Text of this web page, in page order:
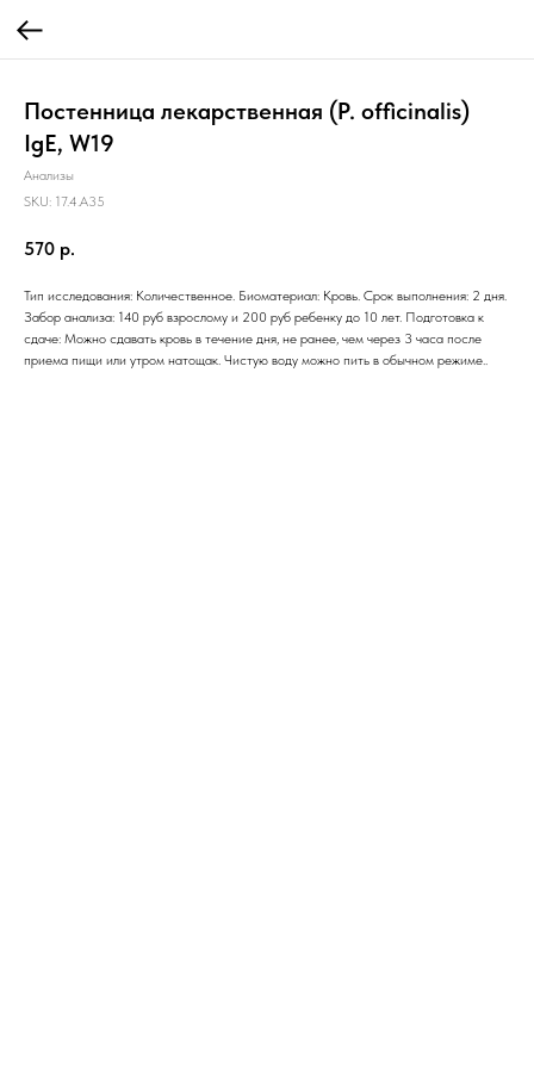
Постенница лекарственная (P. officinalis)
IgE, W19
Анализы
SKU: 17.4.A35
570 р.
Тип исследования: Количественное. Биоматериал: Кровь. Срок выполнения: 2 дня.
Забор анализа: 140 руб взрослому и 200 руб ребенку до 10 лет. Подготовка к
сдаче: Можно сдавать кровь в течение дня, не ранее, чем через 3 часа после
приема пищи или утром натощак. Чистую воду можно пить в обычном режиме..